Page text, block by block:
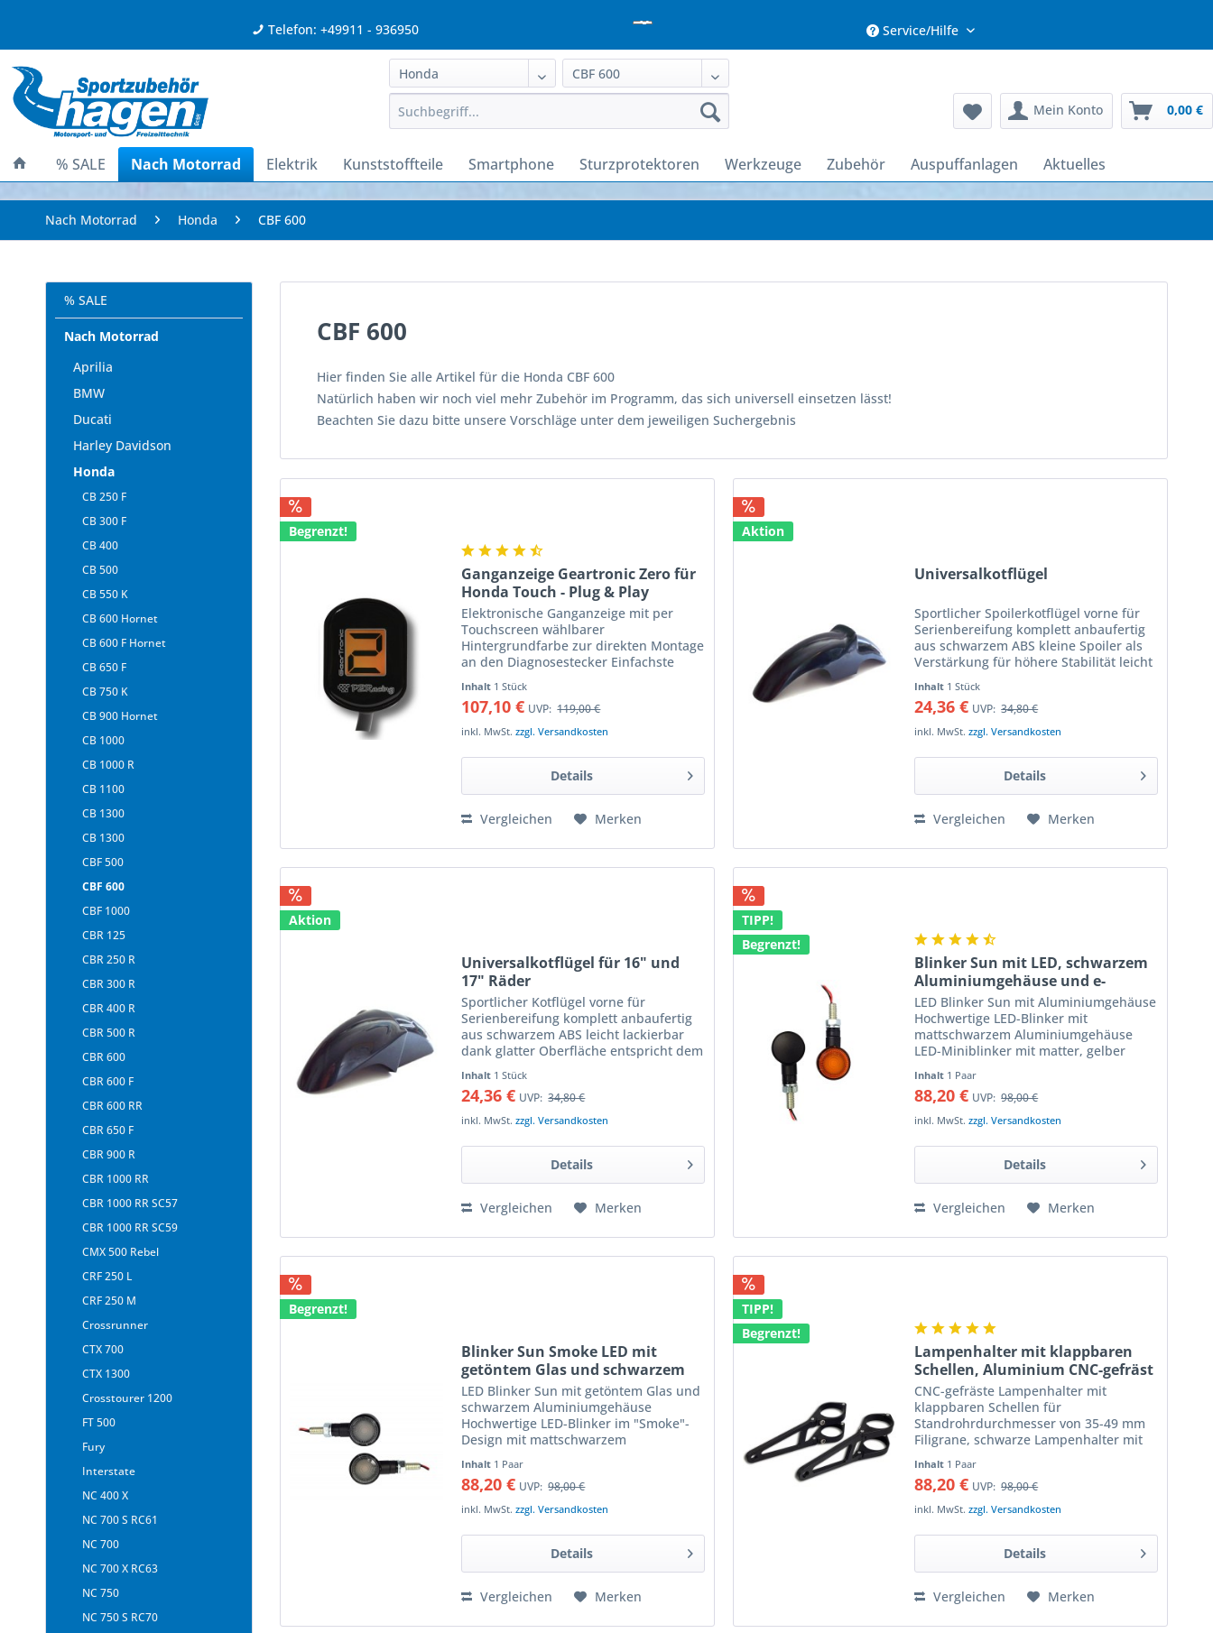
Telefon: +49911 - 936950 Service/Hilfe
Mein Konto 0,00 €
% SALE Nach Motorrad Elektrik Kunststoffteile Smartphone Sturzprotektoren Werkzeuge Zubehör Auspuffanlagen Aktuelles
Nach Motorrad Honda CBF 600
% SALE
Nach Motorrad
Aprilia
BMW
Ducati
Harley Davidson
Honda
CB 250 F
CB 300 F
CB 400
CB 500
CB 550 K
CB 600 Hornet
CB 600 F Hornet
CB 650 F
CB 750 K
CB 900 Hornet
CB 1000
CB 1000 R
CB 1100
CB 1300
CB 1300
CBF 500
CBF 600
CBF 1000
CBR 125
CBR 250 R
CBR 300 R
CBR 400 R
CBR 500 R
CBR 600
CBR 600 F
CBR 600 RR
CBR 650 F
CBR 900 R
CBR 1000 RR
CBR 1000 RR SC57
CBR 1000 RR SC59
CMX 500 Rebel
CRF 250 L
CRF 250 M
Crossrunner
CTX 700
CTX 1300
Crosstourer 1200
FT 500
Fury
Interstate
NC 400 X
NC 700 S RC61
NC 700
NC 700 X RC63
NC 750
NC 750 S RC70
CBF 600
Hier finden Sie alle Artikel für die Honda CBF 600
Natürlich haben wir noch viel mehr Zubehör im Programm, das sich universell einsetzen lässt!
Beachten Sie dazu bitte unsere Vorschläge unter dem jeweiligen Suchergebnis
Begrenzt!
Ganganzeige Geartronic Zero für
Honda Touch - Plug & Play
Elektronische Ganganzeige mit per
Touchscreen wählbarer
Hintergrundfarbe zur direkten Montage
an den Diagnosestecker Einfachste
Anstecken an den Diagnosestecker des
Motorrades gewährleistet. Im Nu ist...
Inhalt 1 Stück
107,10 € UVP: 119,00 €
inkl. MwSt.zzgl. Versandkosten
Details
Vergleichen Merken
Aktion
Universalkotflügel
Sportlicher Spoilerkotflügel vorne für
Serienbereifung komplett anbaufertig
aus schwarzem ABS kleine Spoiler als
Verstärkung für höhere Stabilität leicht
durch Zuschneiden problemlos
anpassbar für 18'"...
Inhalt 1 Stück
24,36 € UVP: 34,80 €
inkl. MwSt.zzgl. Versandkosten
Details
Vergleichen Merken
Aktion
Universalkotflügel für 16" und
17" Räder
Sportlicher Kotflügel vorne für
Serienbereifung komplett anbaufertig
aus schwarzem ABS leicht lackierbar
dank glatter Oberfläche entspricht dem
Zuschneiden problemlos anpassbar
Höhe: 14cm Breite: 15cm...
Inhalt 1 Stück
24,36 € UVP: 34,80 €
inkl. MwSt.zzgl. Versandkosten
Details
Vergleichen Merken
TIPP!
Begrenzt!
Blinker Sun mit LED, schwarzem
Aluminiumgehäuse und e-
Prüfzeichen, Paar
LED Blinker Sun mit Aluminiumgehäuse
Hochwertige LED-Blinker mit
mattschwarzem Aluminiumgehäuse
LED-Miniblinker mit matter, gelber
gleichmässig verteilt, kein heller Punkt
durch die LED ist sichtbar....
Inhalt 1 Paar
88,20 € UVP: 98,00 €
inkl. MwSt.zzgl. Versandkosten
Details
Vergleichen Merken
Begrenzt!
Blinker Sun Smoke LED mit
getöntem Glas und schwarzem
Aluminiumgehäuse mit e-
Prüfzeichen, Paar
LED Blinker Sun mit getöntem Glas und
schwarzem Aluminiumgehäuse
Hochwertige LED-Blinker im "Smoke"-
Design mit mattschwarzem
matter, dunkel getönter Leuchtfläche
die das helle LED-Licht gleichmässig...
Inhalt 1 Paar
88,20 € UVP: 98,00 €
inkl. MwSt.zzgl. Versandkosten
Details
Vergleichen Merken
TIPP!
Begrenzt!
Lampenhalter mit klappbaren
Schellen, Aluminium CNC-gefräst
CNC-gefräste Lampenhalter mit
klappbaren Schellen für
Standrohrdurchmesser von 35-49 mm
Filigrane, schwarze Lampenhalter mit
Gabelbrücke muss nicht mehr
demontiert werden! Lampenhalter aus
hochfestem...
Inhalt 1 Paar
88,20 € UVP: 98,00 €
inkl. MwSt.zzgl. Versandkosten
Details
Vergleichen Merken